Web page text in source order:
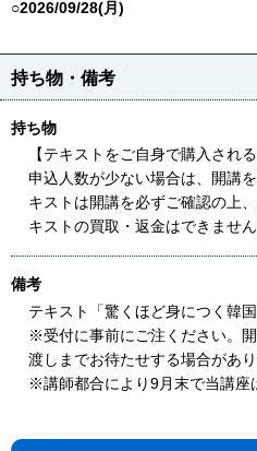
○2026/09/28(月)
持ち物・備考
持ち物
【テキストをご自身で購入される
申込人数が少ない場合は、開講
キストは開講を必ずご確認の上
キストの買取・返金はできませ
備考
テキスト「驚くほど身につく韓
※受付に事前にご注ください。
渡しまでお待たせする場合があり
※講師都合により9月末で当講座